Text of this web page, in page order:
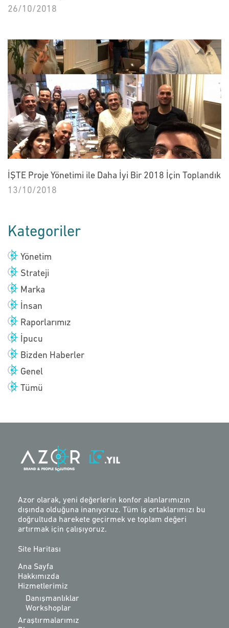
26/10/2018
İŞTE Proje Yönetimi ile Daha İyi Bir 2018 İçin Toplandık
13/10/2018
Kategoriler
Yönetim
Strateji
Marka
İnsan
Raporlarımız
İpucu
Bizden Haberler
Genel
Tümü
Azor olarak, yeni değerlerin konfor alanlarımızın
dışında olduğuna inanıyoruz. Tüm iş ortaklarımızı bu
doğrultuda harekete geçirmek ve toplam değeri
artırmak için çalışıyoruz.
Site Haritası
Ana Sayfa
Hakkımızda
Hizmetlerimiz
Danışmanlıklar
Workshoplar
Araştırmalarımız